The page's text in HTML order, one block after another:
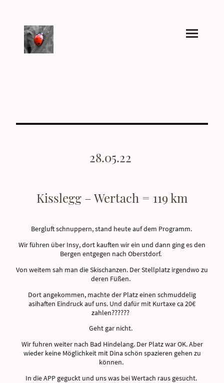
28.05.22
Kisslegg – Wertach = 119 km
Bergluft schnuppern, stand heute auf dem Programm.
Wir führen über Insy, dort kauften wir ein und dann ging es den
Bergen entgegen nach Oberstdorf.
Von weitem sah man die Skischanzen. Der Stellplatz irgendwo zu
deren Füßen.
Dort angekommen, machte der Platz einen schmuddelig
asihaften Eindruck auf uns. Und dafür mit Kurtaxe ca 20€
zahlen??????
Geht gar nicht.
Wir fuhren weiter nach Bad Hindelang. Der Platz war OK. Aber
wieder keine Möglichkeit mit Dina schön spazieren gehen zu
können.
In die APP geguckt und uns was bei Wertach raus gesucht.